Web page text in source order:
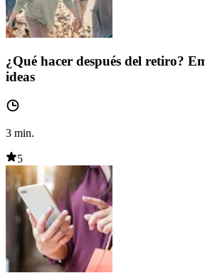
¿Qué hacer después del retiro?
ideas
3 min.
5